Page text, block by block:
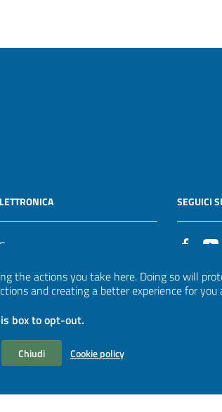
the actions you take here. Doing so will
and creating a better experience for you
box to opt-out.
Chiudi Cookie policy
SEGUICI